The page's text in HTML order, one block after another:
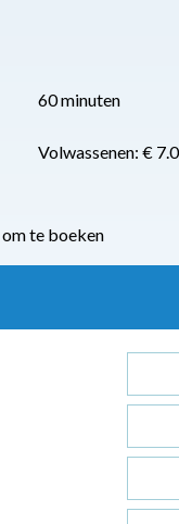
60 minuten
Volwassenen: €
te boeken